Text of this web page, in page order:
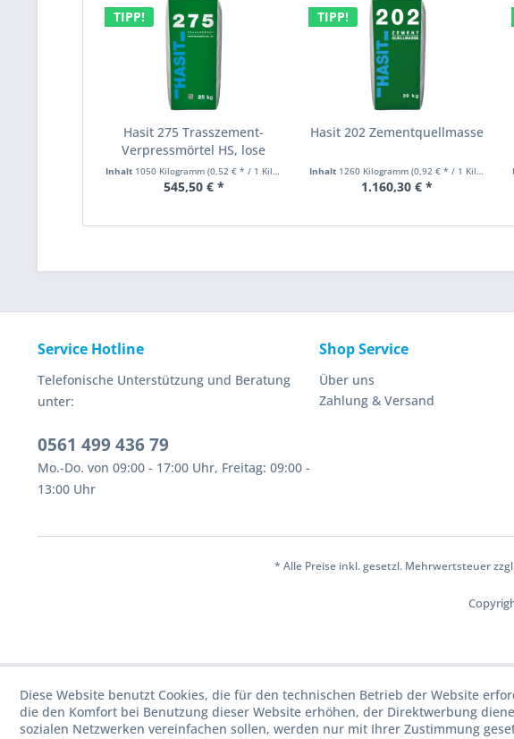
TIPP!
Hasit 275 Trasszement-
Verpressmörtel HS, lose
Inhalt 1050 Kilogramm (0,52 € * / 1 Kilogramm)
545,50 € *
TIPP!
Hasit 202 Zementquellmasse
Inhalt 1260 Kilogramm (0,92 € * / 1 Kilogramm)
1.160,30 € *
Service Hotline
Telefonische Unterstützung und Beratung
unter:
0561 499 436 79
Mo.-Do. von 09:00 - 17:00 Uhr, Freitag: 09:00 -
13:00 Uhr
Shop Service
Über uns
Zahlung & Versand
* Alle Preise inkl. gesetzl. Mehrwertsteuer
Diese Website benutzt Cookies, die für den technischen Betrieb der Website
die den Komfort bei Benutzung dieser Website erhöhen, der Direktwerbung
sozialen Netzwerken vereinfachen sollen, werden nur mit Ihrer Zustimmung